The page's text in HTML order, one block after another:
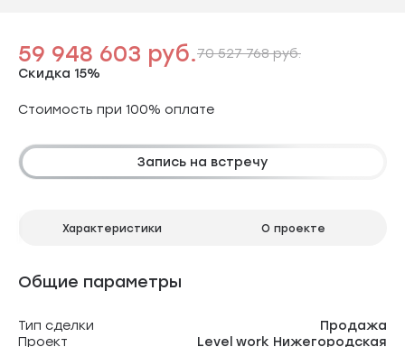
59 948 603 руб.
Скидка 15%
70 527 768 руб.
Стоимость при 100% оплате
Запись на встречу
Характеристики О проекте
Общие параметры
Тип сделки
Продажа
Проект
Level work Нижегородская